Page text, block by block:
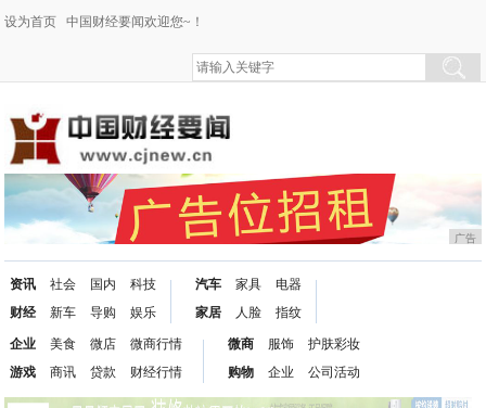
设为首页 中国财经要闻欢迎您~！
广告
资讯
财经
社会
新车
国内
导购
科技
娱乐
汽车
家居
家具
人脸
电器
指纹
企业
游戏
美食
商讯
微店
贷款
微商行情
财经行情
微商
购物
服饰
企业
护肤彩妆
公司活动